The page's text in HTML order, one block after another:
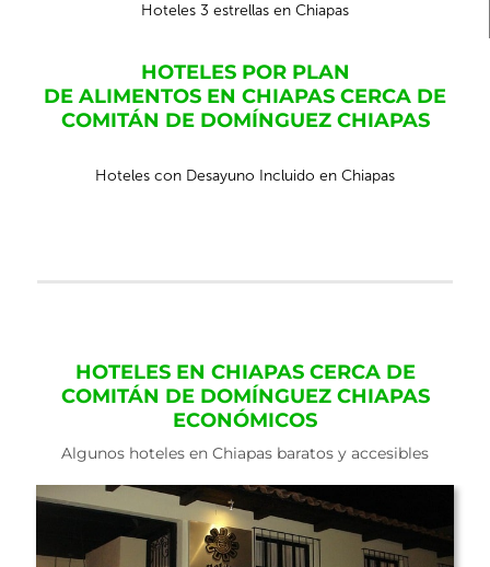
Hoteles 3 estrellas en Chiapas
HOTELES POR PLAN
DE ALIMENTOS EN CHIAPAS CERCA DE
COMITÁN DE DOMÍNGUEZ CHIAPAS
Hoteles con Desayuno Incluido en Chiapas
HOTELES EN CHIAPAS CERCA DE
COMITÁN DE DOMÍNGUEZ CHIAPAS
ECONÓMICOS
Algunos hoteles en Chiapas baratos y accesibles